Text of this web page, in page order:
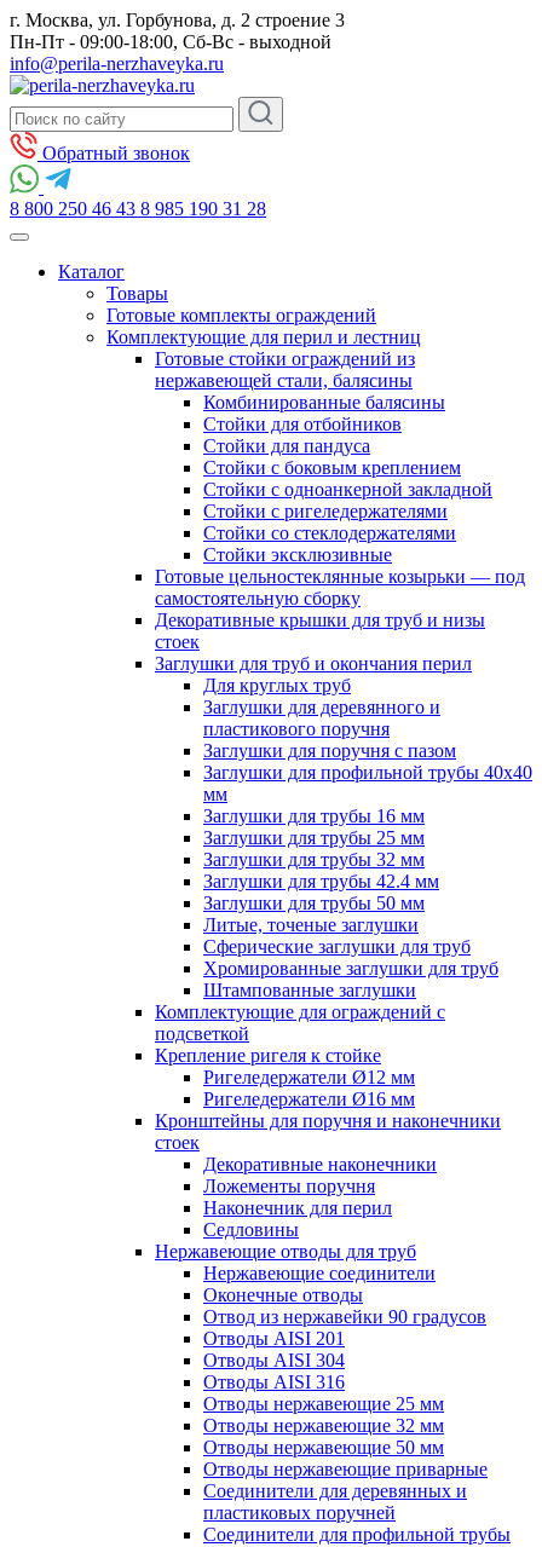
г. Москва, ул. Горбунова, д. 2 строение 3
Пн-Пт - 09:00-18:00, Сб-Вс - выходной
info@perila-nerzhaveyka.ru
Обратный звонок
8 800 250 46 43 8 985 190 31 28
Каталог
Товары
Готовые комплекты ограждений
Комплектующие для перил и лестниц
Готовые стойки ограждений из
нержавеющей стали, балясины
Комбинированные балясины
Стойки для отбойников
Стойки для пандуса
Стойки с боковым креплением
Стойки с одноанкерной закладной
Стойки с ригеледержателями
Стойки со стеклодержателями
Стойки эксклюзивные
Готовые цельностеклянные козырьки — под
самостоятельную сборку
Декоративные крышки для труб и низы
стоек
Заглушки для труб и окончания перил
Для круглых труб
Заглушки для деревянного и
пластикового поручня
Заглушки для поручня с пазом
Заглушки для профильной трубы 40х40
мм
Заглушки для трубы 16 мм
Заглушки для трубы 25 мм
Заглушки для трубы 32 мм
Заглушки для трубы 42.4 мм
Заглушки для трубы 50 мм
Литые, точеные заглушки
Сферические заглушки для труб
Хромированные заглушки для труб
Штампованные заглушки
Комплектующие для ограждений с
подсветкой
Крепление ригеля к стойке
Ригеледержатели Ø12 мм
Ригеледержатели Ø16 мм
Кронштейны для поручня и наконечники
стоек
Декоративные наконечники
Ложементы поручня
Наконечник для перил
Седловины
Нержавеющие отводы для труб
Нержавеющие соединители
Оконечные отводы
Отвод из нержавейки 90 градусов
Отводы AISI 201
Отводы AISI 304
Отводы AISI 316
Отводы нержавеющие 25 мм
Отводы нержавеющие 32 мм
Отводы нержавеющие 50 мм
Отводы нержавеющие приварные
Соединители для деревянных и
пластиковых поручней
Соединители для профильной трубы